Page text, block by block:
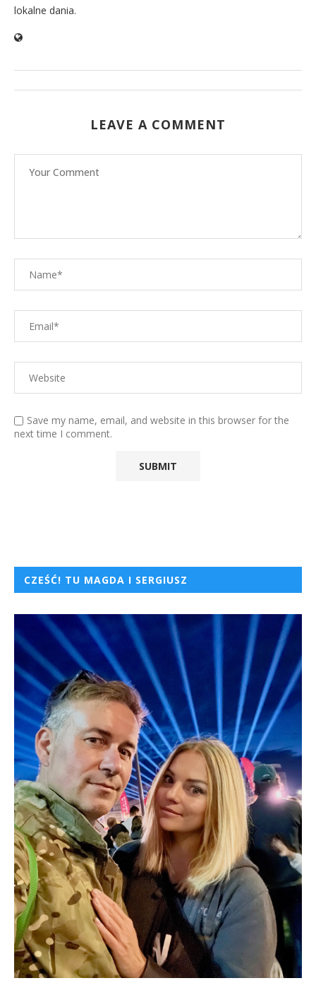
lokalne dania.
LEAVE A COMMENT
Save my name, email, and website in this browser for the
next time I comment.
CZEŚĆ! TU MAGDA I SERGIUSZ